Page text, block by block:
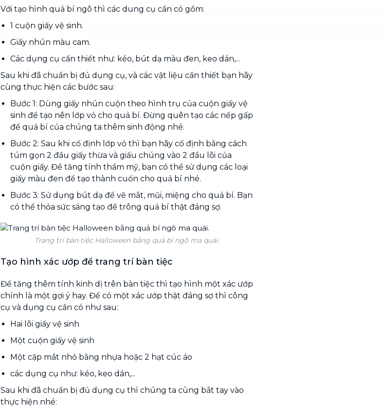
Với tạo hình quả bí ngô thì các dung cụ cần có gồm:
1 cuộn giấy vệ sinh.
Giấy nhún màu cam.
Các dụng cụ cần thiết như: kéo, bút dạ màu đen, keo dán,...
Sau khi đã chuẩn bị đủ dụng cụ, và các vật liệu cần thiết bạn hãy
cùng thực hiện các bước sau:
Bước 1: Dùng giấy nhún cuộn theo hình trụ của cuộn giấy vệ
sinh để tạo nên lớp vỏ cho quả bí. Đừng quên tạo các nếp gấp
để quả bí của chúng ta thêm sinh động nhé.
Bước 2: Sau khi cố định lớp vỏ thì bạn hãy cố định bằng cách
túm gọn 2 đầu giấy thừa và giấu chúng vào 2 đầu lõi của
cuộn giấy. Để tăng tính thẩm mỹ, bạn có thể sử dụng các loại
giấy màu đen để tạo thành cuốn cho quả bí nhé.
Bước 3: Sử dụng bút dạ để vẽ mắt, mũi, miệng cho quả bí. Bạn
có thể thỏa sức sáng tạo để trông quả bí thật đáng sợ.
Trang trí bàn tiệc Halloween bằng quả bí ngô ma quái.
Tạo hình xác ướp để trang trí bàn tiệc
Để tăng thêm tính kinh dị trên bàn tiệc thì tạo hình một xác ướp
chính là một gợi ý hay. Để có một xác ướp thật đáng sợ thì công
cụ và dụng cụ cần có như sau:
Hai lõi giấy vệ sinh
Một cuộn giấy vệ sinh
Một cặp mắt nhỏ bằng nhựa hoặc 2 hạt cúc áo
các dụng cụ như: kéo, keo dán,...
Sau khi đã chuẩn bị đủ dụng cụ thì chúng ta cùng bắt tay vào
thực hiện nhé: